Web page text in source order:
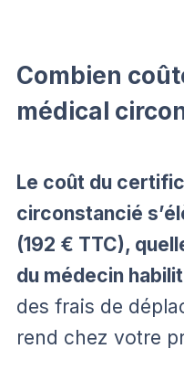
Combien
médical
Le coût du
circonstancié
(192 € TTC),
du médecin
des frais de
rend chez votre